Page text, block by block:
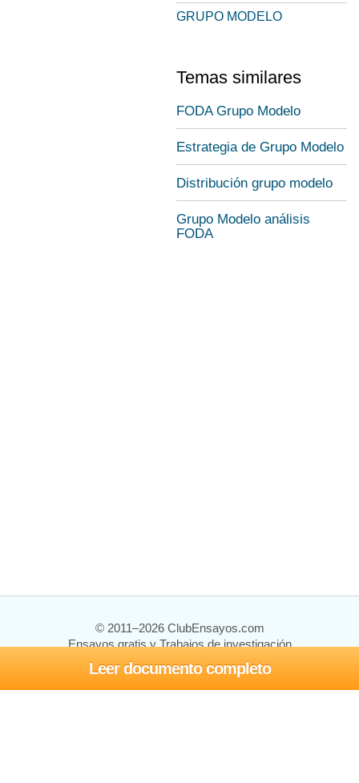
Leer documento completo
GRUPO MODELO
Temas similares
FODA Grupo Modelo
Estrategia de Grupo Modelo
Distribución grupo modelo
Grupo Modelo análisis
FODA
© 2011–2026 ClubEnsayos.com
Ensayos gratis y Trabajos de investigación